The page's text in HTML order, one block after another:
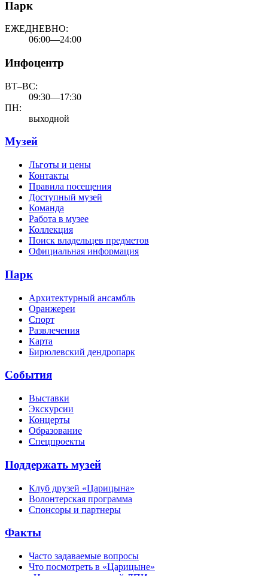
Парк
ЕЖЕДНЕВНО:
06:00—24:00
Инфоцентр
ВТ–ВС:
09:30—17:30
ПН:
выходной
Музей
Льготы и цены
Контакты
Правила посещения
Доступный музей
Команда
Работа в музее
Коллекция
Поиск владельцев предметов
Официальная информация
Парк
Архитектурный ансамбль
Оранжереи
Спорт
Развлечения
Карта
Бирюлевский дендропарк
События
Выставки
Экскурсии
Концерты
Образование
Спецпроекты
Поддержать музей
Клуб друзей «Царицына»
Волонтерская программа
Спонсоры и партнеры
Факты
Часто задаваемые вопросы
Что посмотреть в «Царицыне»